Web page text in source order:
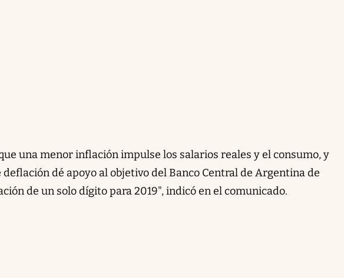
una menor inflación impulse los salarios reales y el consumo, y
deflación dé apoyo al objetivo del Banco Central de Argentina de
de un solo dígito para 2019", indicó en el comunicado.